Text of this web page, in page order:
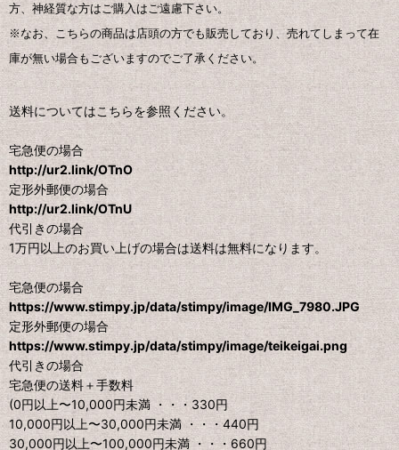
方、神経質な方はご購入はご遠慮下さい。
※なお、こちらの商品は店頭の方でも販売しており、売れてしまって在
庫が無い場合もございますのでご了承ください。
送料についてはこちらを参照ください。
宅急便の場合
http://ur2.link/OTnO
定形外郵便の場合
http://ur2.link/OTnU
代引きの場合
1万円以上のお買い上げの場合は送料は無料になります。
宅急便の場合
https://www.stimpy.jp/data/stimpy/image/IMG_7980.JPG
定形外郵便の場合
https://www.stimpy.jp/data/stimpy/image/teikeigai.png
代引きの場合
宅急便の送料＋手数料
(0円以上〜10,000円未満 ・・・330円
10,000円以上〜30,000円未満 ・・・440円
30,000円以上〜100,000円未満 ・・・660円